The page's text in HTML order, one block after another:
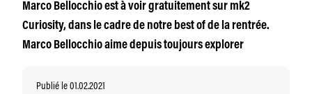
Marco Bellocchio est à voir gratuitement sur mk2
Curiosity, dans le cadre de notre best of de la rentrée.
Marco Bellocchio aime depuis toujours explorer
Publié le 01.02.2021